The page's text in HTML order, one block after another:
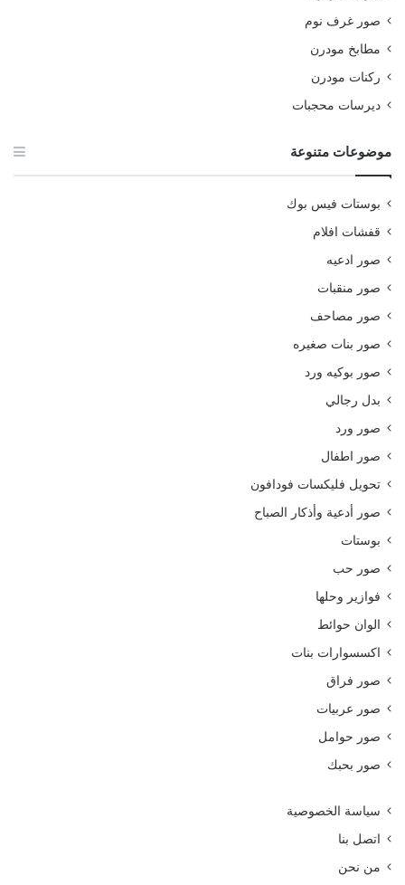
صور غرف نوم
مطابخ مودرن
ركنات مودرن
ديرسات محجبات
موضوعات متنوعة
بوستات فيس بوك
قفشات افلام
صور ادعيه
صور منقبات
صور مصاحف
صور بنات صغيره
صور بوكيه ورد
بدل رجالي
صور ورد
صور اطفال
تحويل فليكسات فودافون
صور أدعية وأذكار الصباح
بوستات
صور حب
فوازير وحلها
الوان حوائط
اكسسوارات بنات
صور فراق
صور عربيات
صور حوامل
صور بحبك
سياسة الخصوصية
اتصل بنا
من نحن